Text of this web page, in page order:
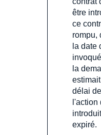
être
ce
rompu,
la date
la
délai
l'action
expiré.